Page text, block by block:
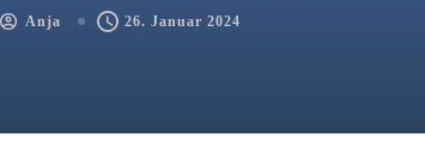
Anja 26. Januar 2024